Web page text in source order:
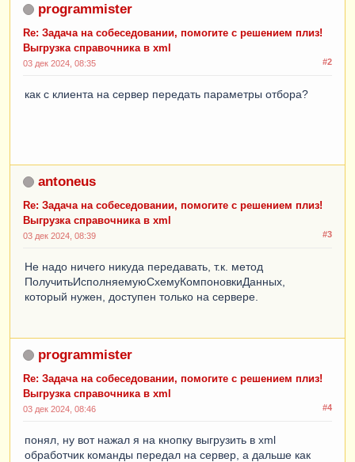
programmister
Re: Задача на собеседовании, помогите с решением плиз!
Выгрузка справочника в xml
#2
03 дек 2024, 08:35
как с клиента на сервер передать параметры отбора?
antoneus
Re: Задача на собеседовании, помогите с решением плиз!
Выгрузка справочника в xml
#3
03 дек 2024, 08:39
Не надо ничего никуда передавать, т.к. метод
ПолучитьИсполняемуюСхемуКомпоновкиДанных,
который нужен, доступен только на сервере.
programmister
Re: Задача на собеседовании, помогите с решением плиз!
Выгрузка справочника в xml
#4
03 дек 2024, 08:46
понял, ну вот нажал я на кнопку выгрузить в xml
обработчик команды передал на сервер, а дальше как